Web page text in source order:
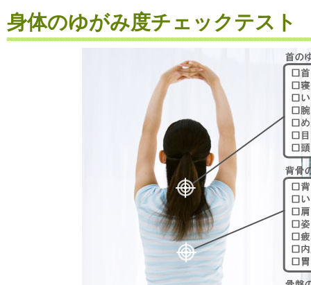
身体のゆがみ度チェックテスト